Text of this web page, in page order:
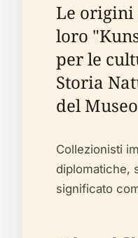
Le origini
loro
per le
Storia
del
Collezionisti
diplomatiche,
significato